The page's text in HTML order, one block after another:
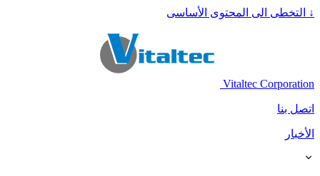
↓ التخطى الى المحتوى الأساسى
Vitaltec Corporation
اتصل بنا
الأخبار